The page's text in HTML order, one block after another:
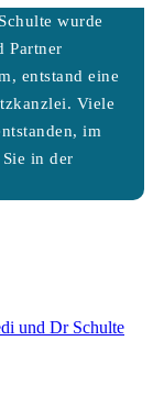
wurde
Partner
entstand eine
Viele
im
in der